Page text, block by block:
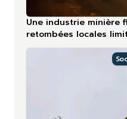
Une industrie minière
retombées locales
nordiques